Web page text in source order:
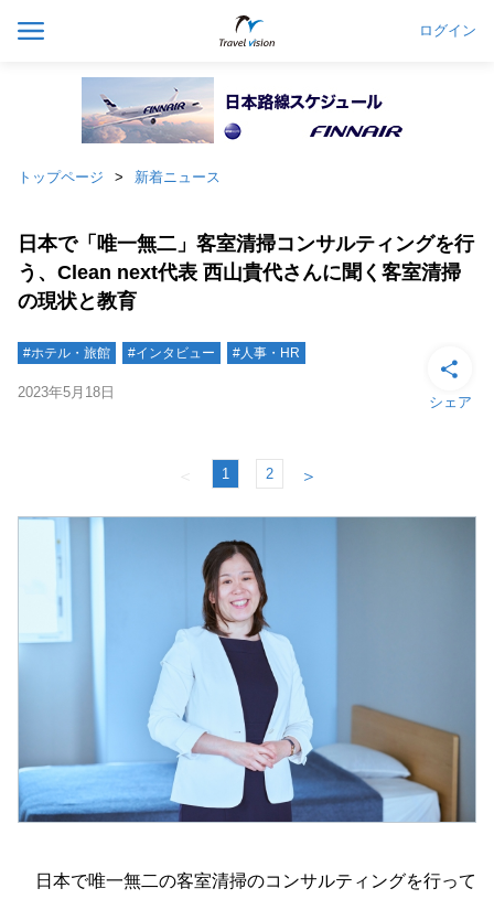
ログイン
トップページ 新着ニュース
日本で「唯一無二」客室清掃コンサルティングを行
う、Clean next代表 西山貴代さんに聞く客室清掃
の現状と教育
#ホテル・旅館 #インタビュー #人事・HR
2023年5月18日
シェア
＜ 1 2 ＞
日本で唯一無二の客室清掃のコンサルティングを行って